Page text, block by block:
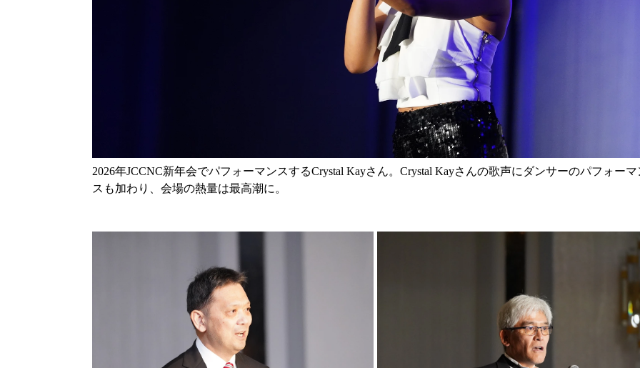
2026年JCCNC新年会でパフォーマンスするCrystal Kayさん。Crystal Kayさんの歌声にダンサーのパフォーマ
スも加わり、会場の熱量は最高潮に。